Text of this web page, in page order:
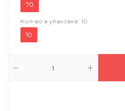
70
Кол-во в упаковке: 10
10